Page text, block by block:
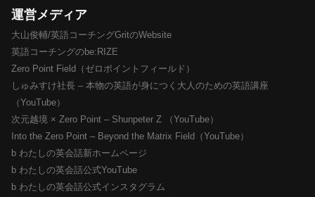
運営メディア
大山俊輔/英語コーチングGritのWebsite
英語コーチングのbe:RIZE
Zero Point Field（ゼロポイントフィールド）
しゅみすけ社長 – 本物の英語が身につく大人のための英語講座
（YouTube）
次元越境 × Zero Point – Shunpeter Z （YouTube）
Into the Zero Point – Beyond the Matrix Field（YouTube）
b わたしの英会話新ホームページ
b わたしの英会話公式YouTube
b わたしの英会話公式インスタグラム